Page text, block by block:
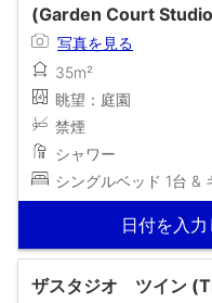
(Garden Court
写真を見る
35m²
眺望：庭園
禁煙
シャワー
シングルベッド 1台 &
日付を入
ザスタジオ ツイン